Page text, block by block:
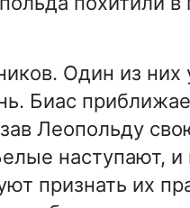
Один из них
Биас
Леопольду
наступают, и
признать их